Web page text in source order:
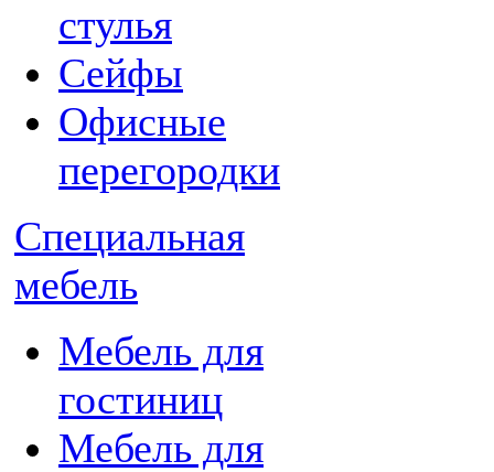
стулья
Сейфы
Офисные
перегородки
Специальная
мебель
Мебель для
гостиниц
Мебель для